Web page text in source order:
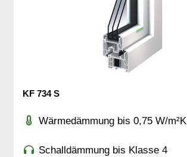
KF 734 S
Wärmedämmung bis 0,75 W/m²K
Schalldämmung bis Klasse 4